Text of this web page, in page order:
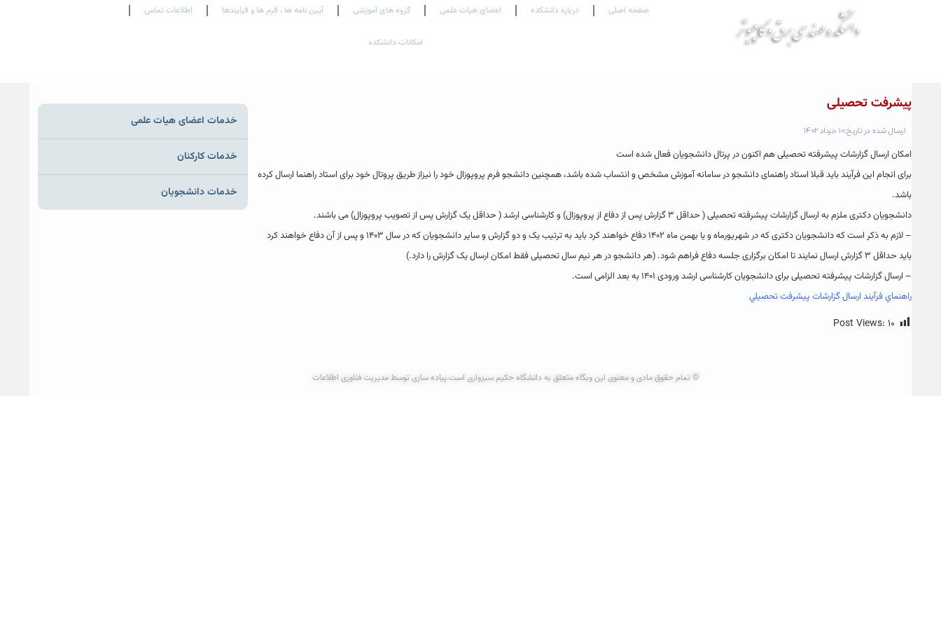
صفحه اصلی درباره دانشکده اعضای هیات علمی گروه های آموزشی آیین نامه ها ، فرم ها و فرایندها اطلاعات تماس
امکانات دانشکده
پیشرفت تحصیلی
ارسال شده در تاریخ:۱۰ خرداد ۱۴۰۲
امکان ارسال گزارشات پیشرفته تحصیلی هم اکنون در پرتال دانشجویان فعال شده است
برای انجام این فرآیند باید قبلا استاد راهنمای دانشجو در سامانه آموزش مشخص و انتساب شده باشد،‌ همچنین دانشجو فرم پروپوزال خود را نیزاز طریق پروتال خود برای استاد راهنما ارسال کرده
باشد.
دانشجویان دکتری ملزم به ارسال گزارشات پیشرفته تحصیلی ( حداقل ۳ گزارش پس از دفاع از پروپوزال) و کارشناسی ارشد ( حداقل یک گزارش پس از تصویب پروپوزال) می باشند.
– لازم به ذکر است که دانشجویان دکتری که در شهریورماه و یا بهمن ماه ۱۴۰۲ دفاع خواهند کرد باید به ترتیب یک و دو گزارش و سایر دانشجویان که در سال ۱۴۰۳ و پس از آن دفاع خواهند کرد
باید حداقل ۳ گزارش ارسال نمایند تا امکان برگزاری جلسه دفاع فراهم شود. (‌هر دانشجو در هر نیم سال تحصیلی فقط امکان ارسال یک گزارش را دارد.)
– ارسال گزارشات پیشرفته تحصیلی برای دانشجویان کارشناسی ارشد ورودی ۱۴۰۱ به بعد الزامی است.
راهنماي فرآيند ارسال گزارشات پيشرفت تحصيلي
Post Views: ۱۰
خدمات اعضای هیات علمی
خدمات کارکنان
خدمات دانشجویان
© تمام حقوق مادی و معنوی این وبگاه متعلق به دانشگاه حکیم سبزواری است.پیاده سازی توسط مدیریت فناوری اطلاعات